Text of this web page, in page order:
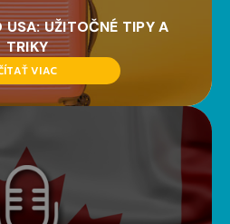
USA: UŽITOČNÉ TIPY A
TRIKY
VIAC